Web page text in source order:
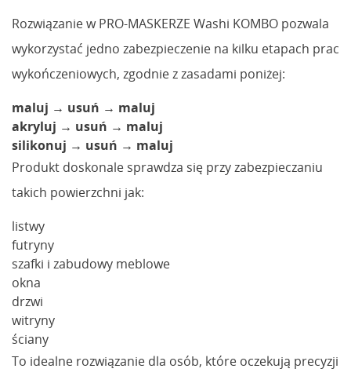
Rozwiązanie w PRO-MASKERZE Washi KOMBO pozwala
wykorzystać jedno zabezpieczenie na kilku etapach prac
wykończeniowych, zgodnie z zasadami poniżej:
maluj → usuń → maluj
akryluj → usuń → maluj
silikonuj → usuń → maluj
Produkt doskonale sprawdza się przy zabezpieczaniu
takich powierzchni jak:
listwy
futryny
szafki i zabudowy meblowe
okna
drzwi
witryny
ściany
To idealne rozwiązanie dla osób, które oczekują precyzji